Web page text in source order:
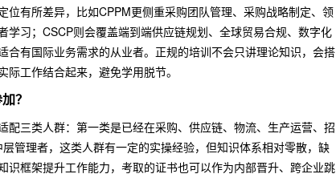
位有所差异，比如CPPM更侧重采购团队管理、采购战略制定、领
学习；CSCP则会覆盖端到端供应链规划、全球贸易合规、数字化
合有国际业务需求的从业者。正规的培训不会只讲理论知识，会搭
工作结合起来，避免学用脱节。
？
配三类人群：第一类是已经在采购、供应链、物流、生产运营、招
管理者，这类人群有一定的实操经验，但知识体系相对零散，缺
识框架提升工作能力，考取的证书也可以作为内部晋升、跨企业跳